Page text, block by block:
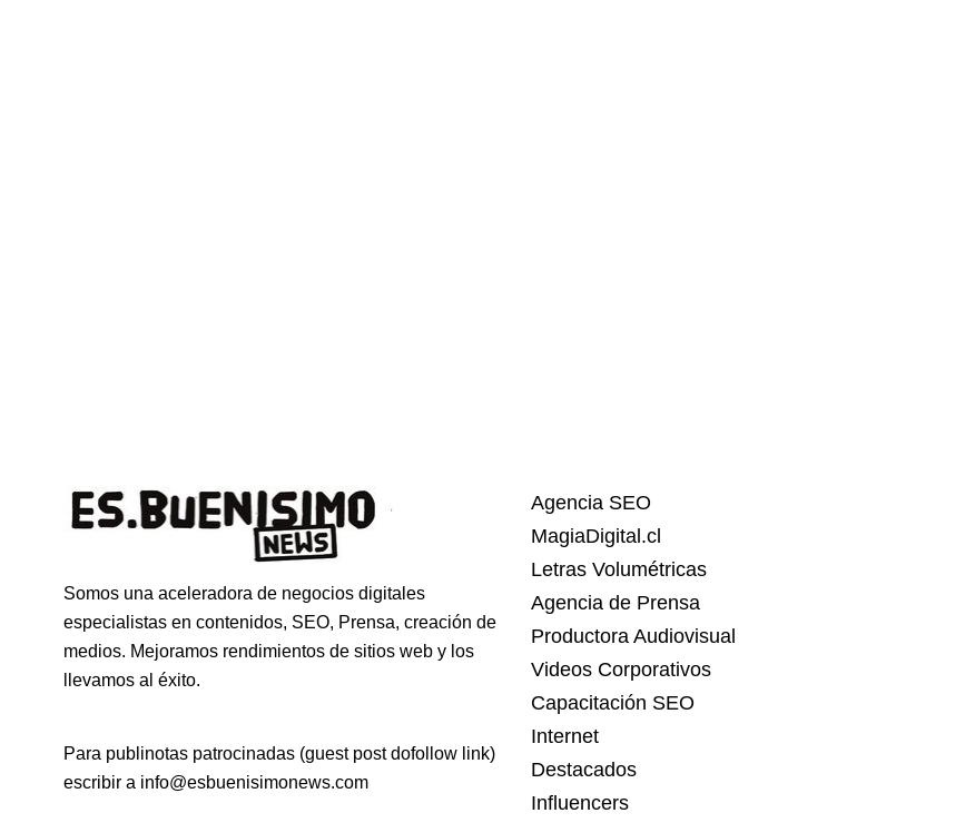
Somos una aceleradora de negocios digitales
especialistas en contenidos, SEO, Prensa, creación de
medios. Mejoramos rendimientos de sitios web y los
llevamos al éxito.
Para publinotas patrocinadas (guest post dofollow link)
escribir a info@esbuenisimonews.com
Agencia SEO
MagiaDigital.cl
Letras Volumétricas
Agencia de Prensa
Productora Audiovisual
Videos Corporativos
Capacitación SEO
Internet
Destacados
Influencers